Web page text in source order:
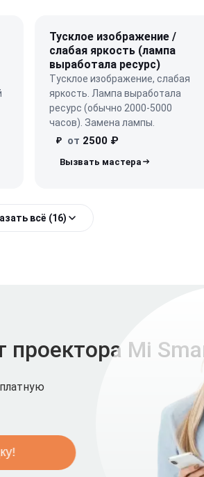
Тусклое изображение /
слабая яркость (лампа
выработала ресурс)
Тусклое изображение, слабая
яркость. Лампа выработала
ресурс (обычно 2000-5000
часов). Замена лампы.
₽ от 2500 ₽
всё (16)
проектора Mi